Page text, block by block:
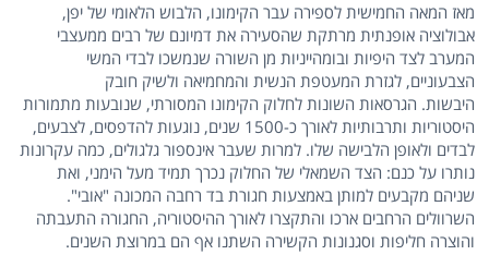
מאז המאה החמישית לספירה עבר הקימונו, הלבוש הלאומי של יפן,
אבולוציה אופנתית מרתקת שהסעירה את דמיונם של רבים ממעצבי
המערב לצד היפיות ובומהייניות מן השורה שנמשכו לבדי המשי
הצבעוניים, לגזרת המעטפת הנשית והמחמיאה ולשיק חובק
היבשות. הגרסאות השונות לחלוק הקימונו המסורתי, שנובעות מתמורות
היסטוריות ותרבותיות לאורך כ-1500 שנים, נוגעות להדפסים, לצבעים,
לבדים ולאופן הלבישה שלו. למרות שעבר אינספור גלגולים, כמה עקרונות
נותרו על כנם: הצד השמאלי של החלוק נכרך תמיד מעל הימני, ואת
שניהם מקבעים למותן באמצעות חגורת בד רחבה המכונה "אובי".
השרוולים הרחבים ארכו והתקצרו לאורך ההיסטוריה, החגורה התעבתה
והוצרה חליפות וסגנונות הקשירה השתנו אף הם במרוצת השנים.